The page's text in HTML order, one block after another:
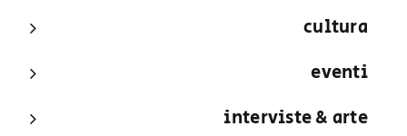
cultura
eventi
interviste & arte